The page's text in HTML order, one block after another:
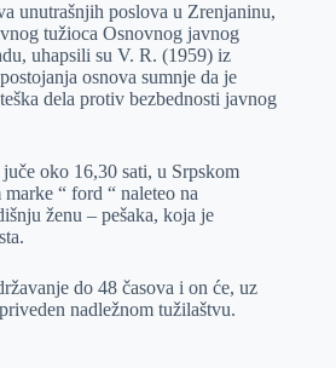
unutrašnjih poslova u Zrenjaninu,
tužioca Osnovnog javnog
uhapsili su V. R. (1959) iz
osnova sumnje da je
dela protiv bezbednosti javnog
oko 16,30 sati, u Srpskom
“ ford “ naleteo na
ženu – pešaka, koja je
do 48 časova i on će, uz
nadležnom tužilaštvu.